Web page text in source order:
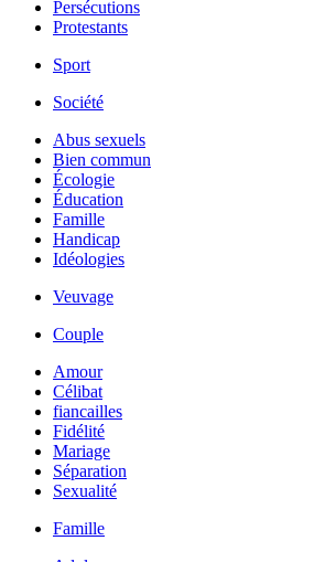
Persécutions
Protestants
Sport
Société
Abus sexuels
Bien commun
Écologie
Éducation
Famille
Handicap
Idéologies
Veuvage
Couple
Amour
Célibat
fiancailles
Fidélité
Mariage
Séparation
Sexualité
Famille